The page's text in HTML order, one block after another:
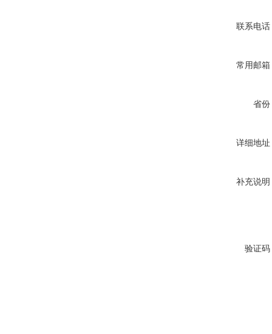
联系电话
常用邮箱
省份
详细地址
补充说明
验证码